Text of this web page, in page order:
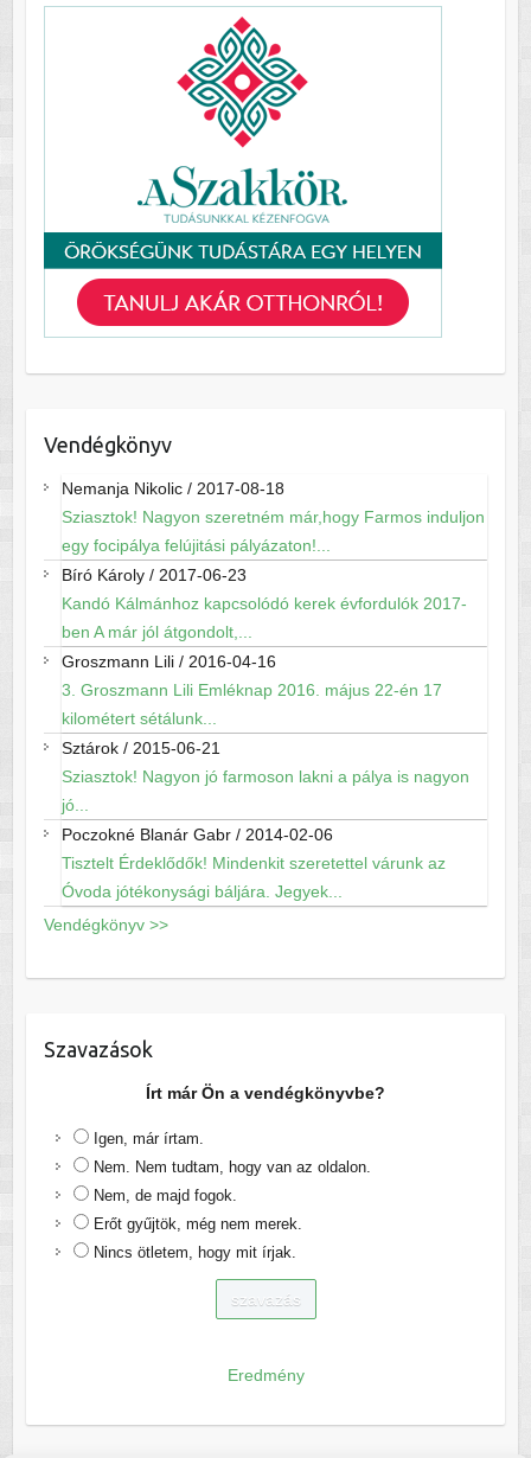
Vendégkönyv
Nemanja Nikolic/ 2017-08-18
Sziasztok! Nagyon szeretném már,hogy Farmos induljon
egy focipálya felújitási pályázaton!...
Bíró Károly/ 2017-06-23
Kandó Kálmánhoz kapcsolódó kerek évfordulók 2017-
ben A már jól átgondolt,...
Groszmann Lili/ 2016-04-16
3. Groszmann Lili Emléknap 2016. május 22-én 17
kilométert sétálunk...
Sztárok/ 2015-06-21
Sziasztok! Nagyon jó farmoson lakni a pálya is nagyon
jó...
Poczokné Blanár Gabr/ 2014-02-06
Tisztelt Érdeklődők! Mindenkit szeretettel várunk az
Óvoda jótékonysági báljára. Jegyek...
Vendégkönyv >>
Szavazások
Írt már Ön a vendégkönyvbe?
Igen, már írtam.
Nem. Nem tudtam, hogy van az oldalon.
Nem, de majd fogok.
Erőt gyűjtök, még nem merek.
Nincs ötletem, hogy mit írjak.
Eredmény